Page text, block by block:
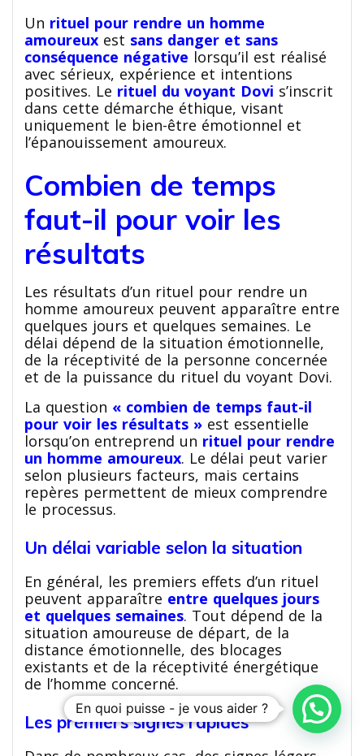
Un rituel pour rendre un homme
amoureux est sans danger et sans
conséquence négative lorsqu’il est réalisé
avec sérieux, expérience et intentions
positives. Le rituel du voyant Dovi s’inscrit
dans cette démarche éthique, visant
uniquement le bien-être émotionnel et
l’épanouissement amoureux.
Combien de temps
faut-il pour voir les
résultats
Les résultats d’un rituel pour rendre un
homme amoureux peuvent apparaître entre
quelques jours et quelques semaines. Le
délai dépend de la situation émotionnelle,
de la réceptivité de la personne concernée
et de la puissance du rituel du voyant Dovi.
La question « combien de temps faut-il
pour voir les résultats » est essentielle
lorsqu’on entreprend un rituel pour rendre
un homme amoureux. Le délai peut varier
selon plusieurs facteurs, mais certains
repères permettent de mieux comprendre
le processus.
Un délai variable selon la situation
En général, les premiers effets d’un rituel
peuvent apparaître entre quelques jours
et quelques semaines. Tout dépend de la
situation amoureuse de départ, de la
distance émotionnelle, des blocages
existants et de la réceptivité énergétique
de l’homme concerné.
Les premiers signes rapides
En quoi puisse - je vous aider ?